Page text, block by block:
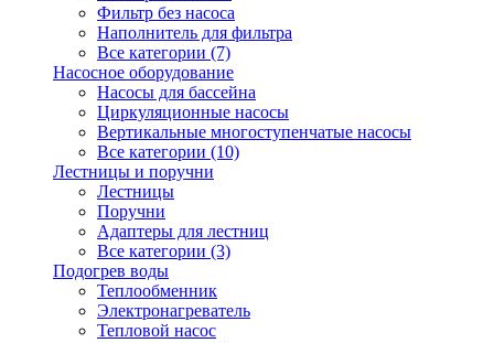
Фильтр без насоса
Наполнитель для фильтра
Все категории (7)
Насосное оборудование
Насосы для бассейна
Циркуляционные насосы
Вертикальные многоступенчатые насосы
Все категории (10)
Лестницы и поручни
Лестницы
Поручни
Адаптеры для лестниц
Все категории (3)
Подогрев воды
Теплообменник
Электронагреватель
Тепловой насос